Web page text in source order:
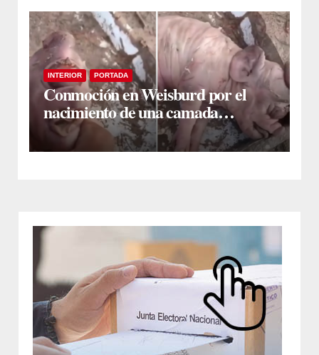
INTERIOR PORTADA
Conmoción en Weisburd por el
nacimiento de una camada
lechones con graves deformaciones